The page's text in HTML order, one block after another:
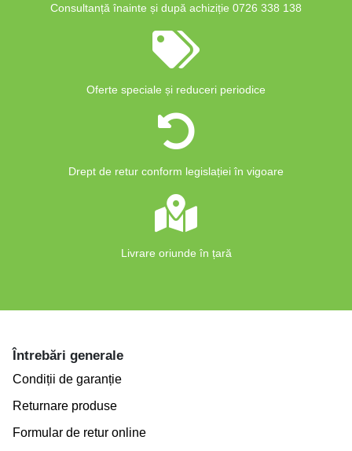
Consultanță înainte și după achiziție 0726 338 138
Oferte speciale și reduceri periodice
Drept de retur conform legislației în vigoare
Livrare oriunde în țară
Întrebări generale
Condiții de garanție
Returnare produse
Formular de retur online